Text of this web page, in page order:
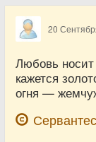
20
Любовь носит
кажется
огня —